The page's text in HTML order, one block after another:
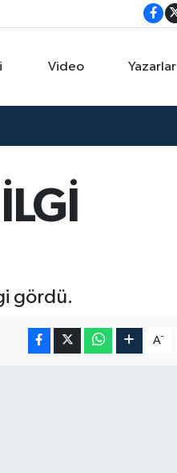
Video Yazarlar
gördü.
A-